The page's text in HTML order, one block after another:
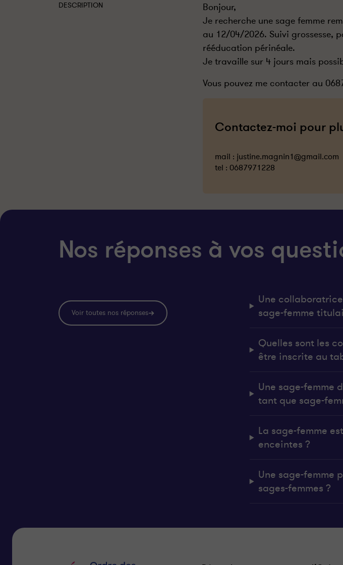
DESCRIPTION
Bonjour,
Je recherche une sage femme
au 12/04/2026. Suivi grossesse,
rééducation périnéale.
Je travaille sur 4 jours mais
Vous pouvez me contacter au
Contactez-moi pour
mail : justine.magnin1@gmail.com
tel : 0687971228
Nos réponses à vos
Voir toutes nos réponses
Une
sage-femme
Quelles sont les
être inscrite au
Une sage-femme
tant que sage-
La sage-femme
enceintes ?
Une sage-femme
sages-femmes ?